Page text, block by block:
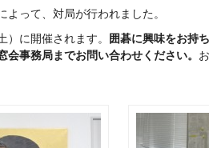
よって、対局が行われました。
）に開催されます。
囲碁に興味をお持
会事務局までお問い合わせください。
会長 加